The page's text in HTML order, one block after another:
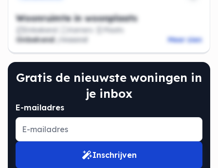
Woonruimte in woonplaats
Onbekend Kamers
Plaats
Onbekend
/maand Meer zien
Gratis de nieuwste woningen in
je inbox
E-mailadres
Inschrijven